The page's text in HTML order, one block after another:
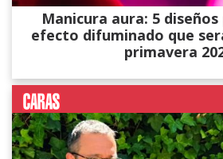
Manicura aura: 5
efecto difuminado que
primavera